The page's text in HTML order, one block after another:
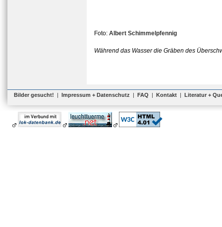
Foto: Albert Schimmelpfennig
Während das Wasser die Gräben des
Bilder gesucht! | Impressum + Datenschutz | FAQ | Kontakt | Literatur +